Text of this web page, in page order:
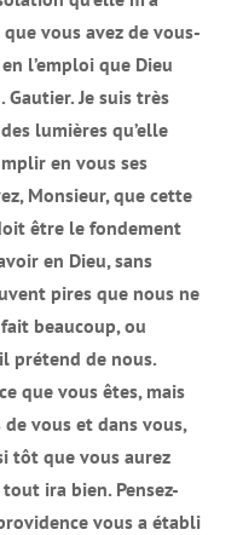
vous avez de vous-
l’emploi que Dieu
Gautier. Je suis très
lumières qu’elle
en vous ses
Monsieur, que cette
être le fondement
en Dieu, sans
pires que nous ne
beaucoup, ou
prétend de nous.
que vous êtes, mais
vous et dans vous,
tôt que vous aurez
ira bien. Pensez-
vous a établi